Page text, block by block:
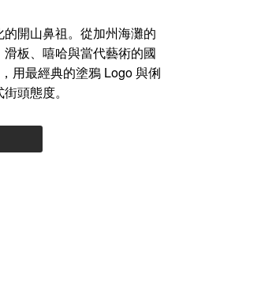
開山鼻祖。從加州海灘的
板、嘻哈與當代藝術的國
用最經典的塗鴉 Logo 與俐
頭態度。